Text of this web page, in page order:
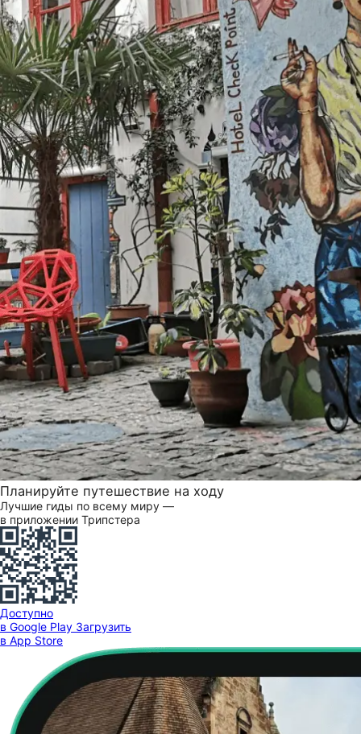
Планируйте путешествие на ходу
Лучшие гиды по всему миру —
в приложении Трипстера
Доступно
в Google Play Загрузить
в App Store